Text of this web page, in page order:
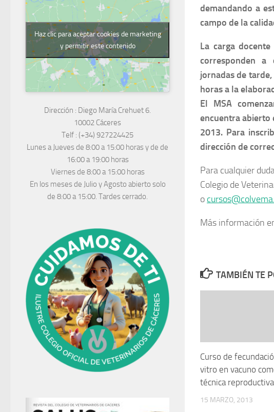
demandando a
campo de la
La carga
corresponden a
jornadas de tarde,
horas a la
El MSA
encuentraabierto
2013. Para
dirección de
Para cualquier
Colegio de
o
Más información
TAMBIÉN TE
Curso de
vitro en vacuno
técnica reproductiva
15 MARZO, 2013
Haz clic para aceptar cookies de marketing
y permitir este contenido
Dirección : Diego María Crehuet 6.
10002 Cáceres
Telf : (+34) 927224425
Lunes a Jueves de 8:00 a 15:00 horas y de de
16:00 a 19:00 horas
Viernes de 8:00 a 15:00 horas
En los meses de Julio y Agosto abierto solo
de 8:00 a 15:00. Tardes cerrado.